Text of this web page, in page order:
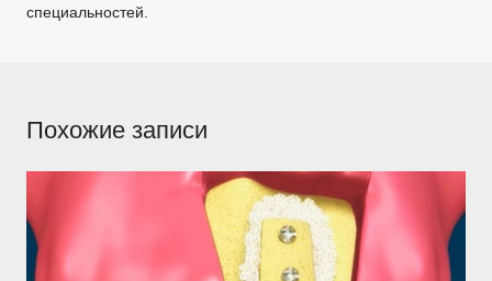
специальностей.
Похожие записи